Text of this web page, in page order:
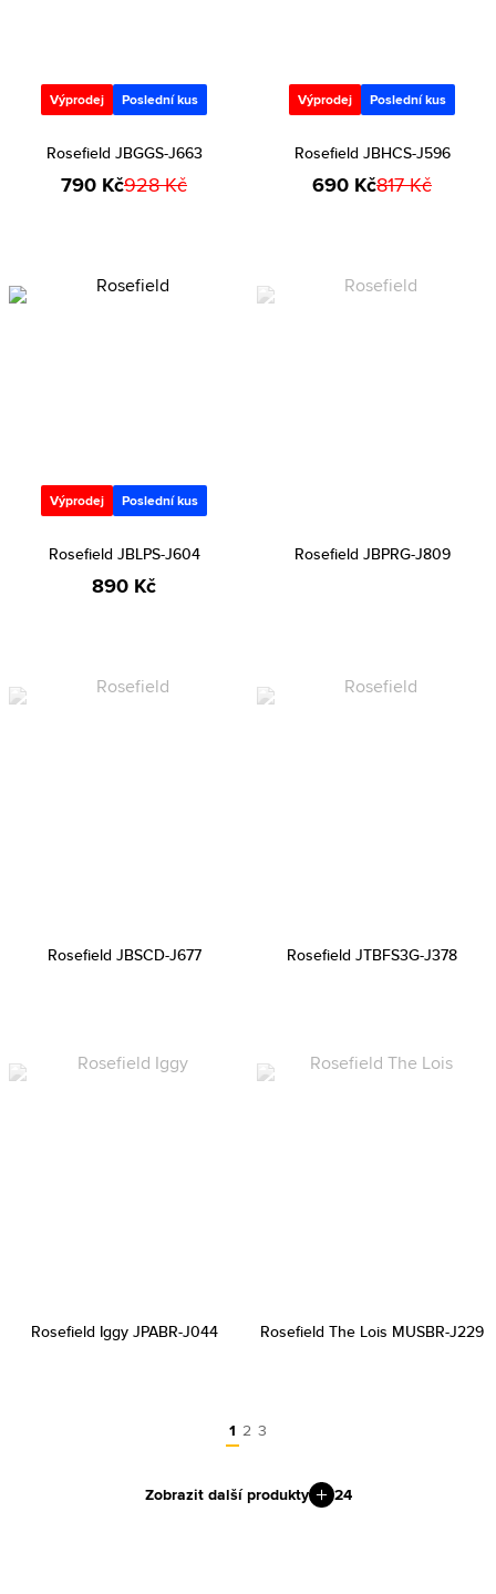
Výprodej Poslední kus
Rosefield JBGGS-J663
790 Kč928 Kč
Výprodej Poslední kus
Rosefield JBHCS-J596
690 Kč817 Kč
Výprodej Poslední kus
Rosefield JBLPS-J604
890 Kč
Rosefield JBPRG-J809
Rosefield JBSCD-J677 Rosefield JTBFS3G-J378
Rosefield Iggy JPABR-J044 Rosefield The Lois MUSBR-J229
1 2 3
Zobrazit další produkty 24